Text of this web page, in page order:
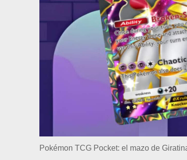
Pokémon TCG Pocket: el mazo de